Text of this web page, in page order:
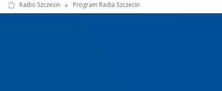
Radio Szczecin » Program Radia Szczecin